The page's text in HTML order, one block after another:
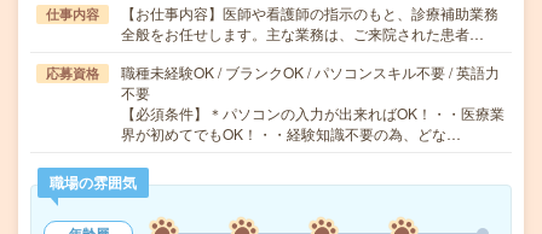
仕事内容
【お仕事内容】医師や看護師の指示のもと、診療補助業務
全般をお任せします。主な業務は、ご来院された患者…
応募資格
職種未経験OK / ブランクOK / パソコンスキル不要 / 英語力
不要
【必須条件】＊パソコンの入力が出来ればOK！・・医療業
界が初めてでもOK！・・経験知識不要の為、どな…
職場の雰囲気